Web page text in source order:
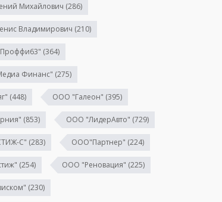
Михайлович (286)
Владимирович (210)
(364)
Финанс" (275)
(448) ООО "Галеон" (395)
(853) ООО "ЛидерАвто" (729)
С" (283) ООО"Партнер" (224)
(254) ООО "Реновация" (225)
(230)